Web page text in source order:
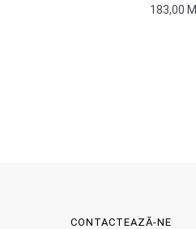
183,00
CONTACTEAZĂ-NE